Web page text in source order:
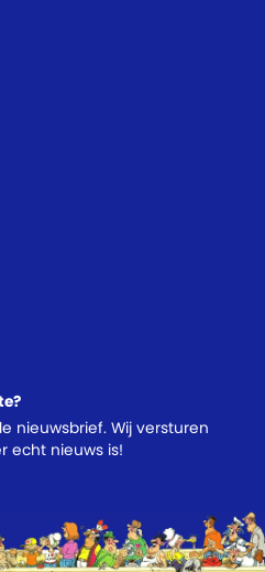
nieuwsbrief. Wij versturen
echt nieuws is!